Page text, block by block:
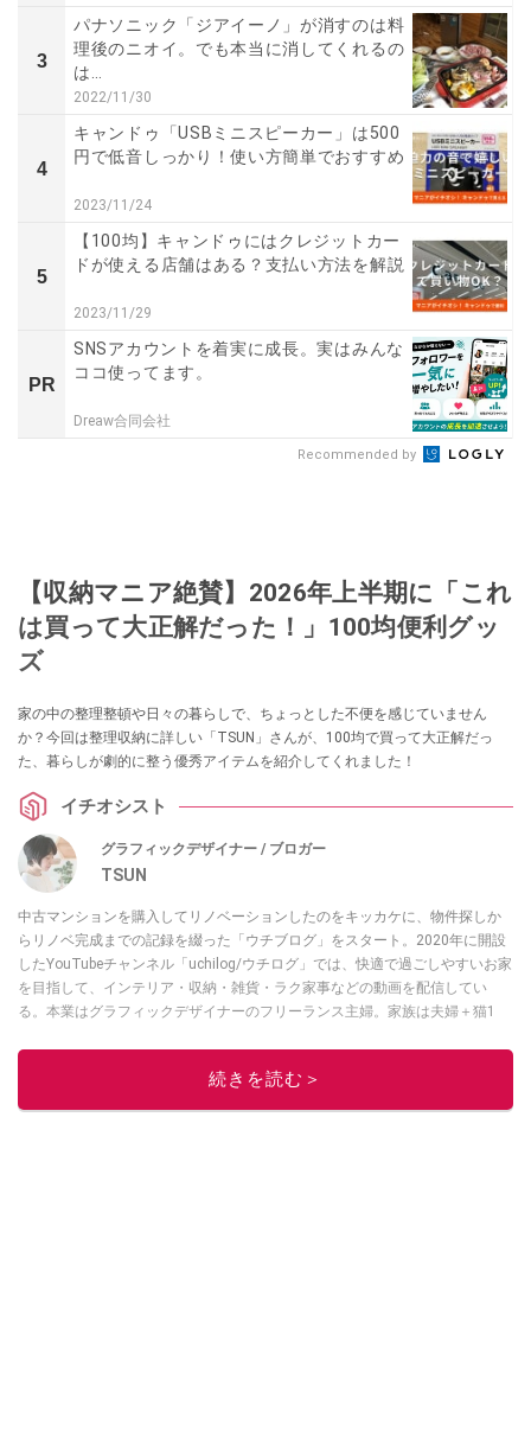
3
パナソニック「ジアイーノ」が消すのは料
理後のニオイ。でも本当に消してくれるの
は…
2022/11/30
4
キャンドゥ「USBミニスピーカー」は500
円で低音しっかり！使い方簡単でおすすめ
2023/11/24
5
【100均】キャンドゥにはクレジットカー
ドが使える店舗はある？支払い方法を解説
2023/11/29
PR
SNSアカウントを着実に成長。実はみんな
ココ使ってます。
Dreaw合同会社
Recommended by
【収納マニア絶賛】2026年上半期に「これ
は買って大正解だった！」100均便利グッ
ズ
家の中の整理整頓や日々の暮らしで、ちょっとした不便を感じていません
か？今回は整理収納に詳しい「TSUN」さんが、100均で買って大正解だっ
た、暮らしが劇的に整う優秀アイテムを紹介してくれました！
イチオシスト
グラフィックデザイナー / ブロガー
TSUN
中古マンションを購入してリノベーションしたのをキッカケに、物件探しか
らリノベ完成までの記録を綴った「ウチブログ」をスタート。2020年に開設
したYouTubeチャンネル「uchilog/ウチログ」では、快適で過ごしやすいお家
を目指して、インテリア・収納・雑貨・ラク家事などの動画を配信してい
る。本業はグラフィックデザイナーのフリーランス主婦。家族は夫婦＋猫1
ノベ人気事例1位
続きを読む＞